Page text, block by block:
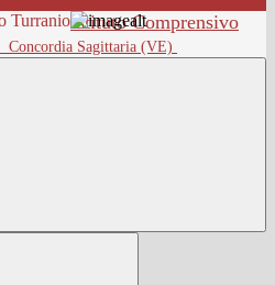
Istituto Comprensivo
Concordia Sagittaria (VE)